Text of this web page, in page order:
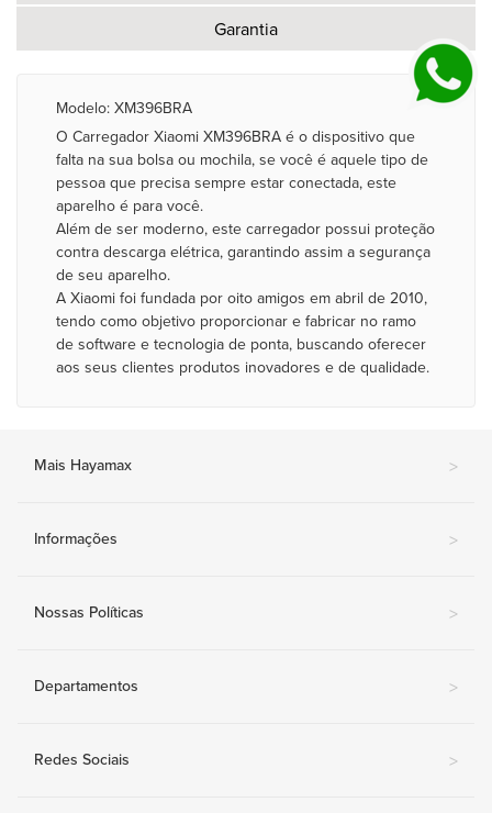
Garantia
Modelo: XM396BRA
O Carregador Xiaomi XM396BRA é o dispositivo que
falta na sua bolsa ou mochila, se você é aquele tipo de
pessoa que precisa sempre estar conectada, este
aparelho é para você.
Além de ser moderno, este carregador possui proteção
contra descarga elétrica, garantindo assim a segurança
de seu aparelho.
A Xiaomi foi fundada por oito amigos em abril de 2010,
tendo como objetivo proporcionar e fabricar no ramo
de software e tecnologia de ponta, buscando oferecer
aos seus clientes produtos inovadores e de qualidade.
Mais Hayamax >
Informações >
Nossas Políticas >
Departamentos >
Redes Sociais >